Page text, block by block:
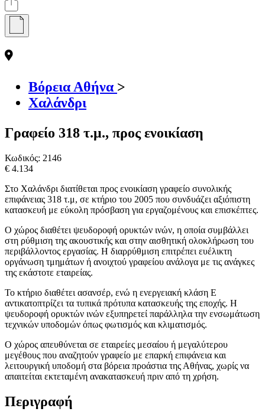
Βόρεια Αθήνα >
Χαλάνδρι
Γραφείο 318 τ.μ., προς ενοικίαση
Κωδικός: 2146
€ 4.134
Στο Χαλάνδρι διατίθεται προς ενοικίαση γραφείο συνολικής
επιφάνειας 318 τ.μ, σε κτήριο του 2005 που συνδυάζει αξιόπιστη
κατασκευή με εύκολη πρόσβαση για εργαζομένους και επισκέπτες.
Ο χώρος διαθέτει ψευδοροφή ορυκτών ινών, η οποία συμβάλλει
στη ρύθμιση της ακουστικής και στην αισθητική ολοκλήρωση του
περιβάλλοντος εργασίας. Η διαρρύθμιση επιτρέπει ευέλικτη
οργάνωση τμημάτων ή ανοιχτού γραφείου ανάλογα με τις ανάγκες
της εκάστοτε εταιρείας.
Το κτήριο διαθέτει ασανσέρ, ενώ η ενεργειακή κλάση Ε
αντικατοπτρίζει τα τυπικά πρότυπα κατασκευής της εποχής. Η
ψευδοροφή ορυκτών ινών εξυπηρετεί παράλληλα την ενσωμάτωση
τεχνικών υποδομών όπως φωτισμός και κλιματισμός.
Ο χώρος απευθύνεται σε εταιρείες μεσαίου ή μεγαλύτερου
μεγέθους που αναζητούν γραφείο με επαρκή επιφάνεια και
λειτουργική υποδομή στα βόρεια προάστια της Αθήνας, χωρίς να
απαιτείται εκτεταμένη ανακατασκευή πριν από τη χρήση.
Περιγραφή